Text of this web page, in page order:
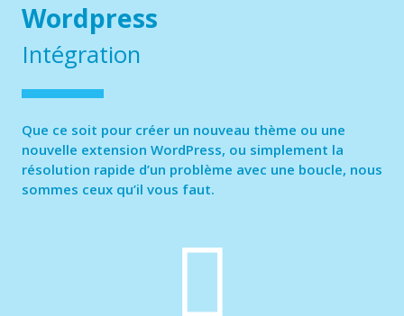
Wordpress
Intégration
Que ce soit pour créer un nouveau thème ou une
nouvelle extension WordPress, ou simplement la
résolution rapide d’un problème avec une boucle, nous
sommes ceux qu’il vous faut.